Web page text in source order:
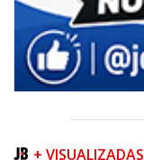
+ VISUALIZADAS